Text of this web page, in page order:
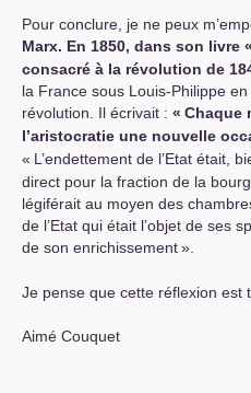
Pour conclure, je ne peux
Marx. En 1850, dans son livre «
consacré à la révolution de
la France sous Louis-Philippe
révolution. Il écrivait : « Chaque
l’aristocratie une nouvelle
« L’endettement de l’Etat était,
direct pour la fraction de la
légiférait au moyen des
de l’Etat qui était l’objet de ses
de son enrichissement».
Je pense que cette réflexion est
Aimé Couquet